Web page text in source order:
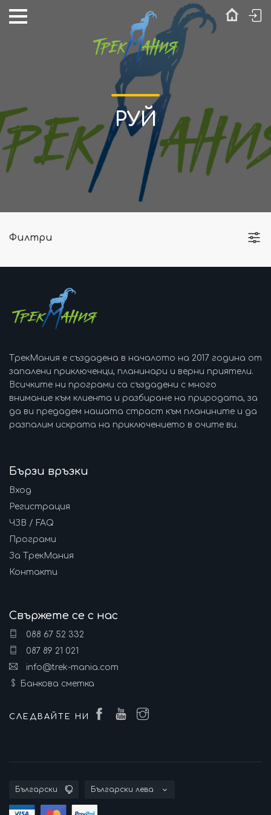
РУЙ
Филтри
ТрекМания е създадена в началото на 2017 година от
запалени приключенци, планинари и верни приятели.
Всичките ни програми са създадени с много
внимание към клиента и разбиране на природата, за
да ви предадем нашата страст към планините и да
разпалим искрата на приключението в очите ви.
Бързи връзки
Вход
Регистрация
ЧЗВ / FAQ
Програми
За ТрекМания
Контакти
Свържете се с нас
088 67 52 332
087 89 21 021
info@trek-mania.com
Банкова сметка
СЛЕДВАЙТЕ НИ